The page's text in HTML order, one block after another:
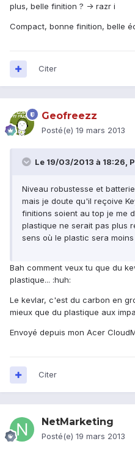
plus, belle finition ? -> razr i
Compact, bonne finition, belle
Citer
Geofreezz
Posté(e) 19 mars 2013
Le 19/03/2013 à 18:26,
Niveau robustesse et
mais je doute qu'il reçoive
finitions soient au top je me
plastique ne serait pas plus
sens où le plastic sera
Bah comment veux tu que du
plastique... :huh:
Le kevlar, c'est du carbon en
mieux que du plastique aux
Envoyé depuis mon Acer
Citer
NetMarketing
Posté(e) 19 mars 2013